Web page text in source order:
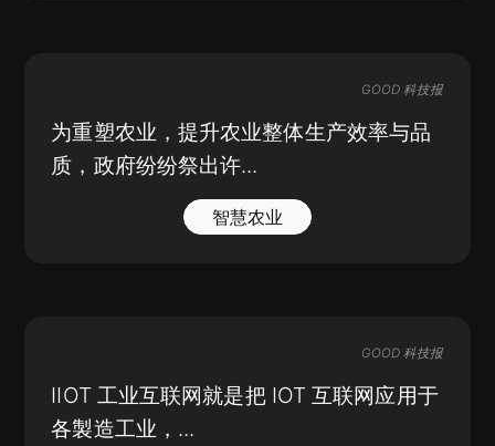
GOOD 科技报
为重塑农业，提升农业整体生产效率与品
质，政府纷纷祭出许...
智慧农业
GOOD 科技报
IIOT 工业互联网就是把 IOT 互联网应用于
各製造工业，...